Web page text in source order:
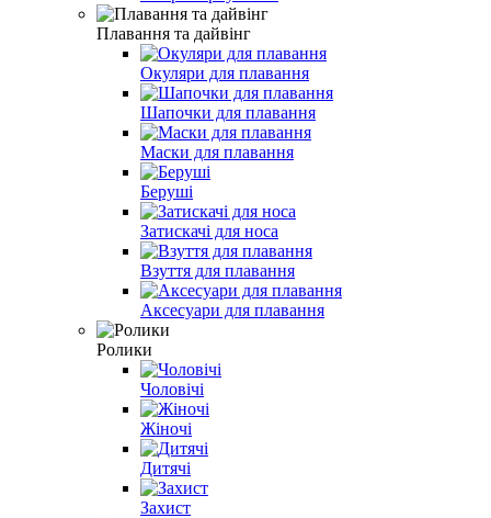
Плавання та дайвінг
Окуляри для плавання
Шапочки для плавання
Маски для плавання
Беруші
Затискачі для носа
Взуття для плавання
Аксесуари для плавання
Ролики
Чоловічі
Жіночі
Дитячі
Захист